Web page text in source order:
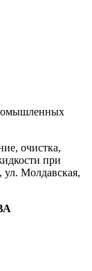
очистка,
при
ул. Молдавская,